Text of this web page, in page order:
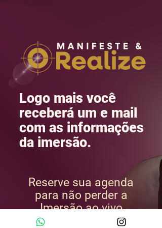
Logo mais você
receberá um e mail
com as informações
da imersão.
Reserve sua agenda
para não perder a
Imersão ao vivo